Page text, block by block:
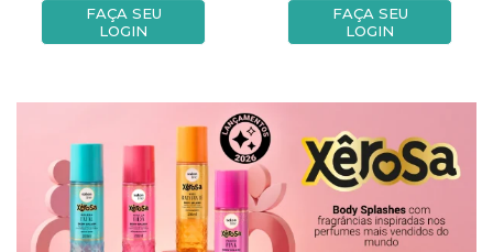
FAÇA SEU
LOGIN
FAÇA SEU
LOGIN